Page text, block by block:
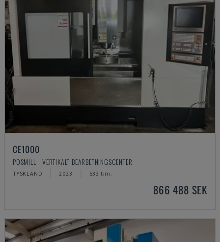
CE1000
POSMILL - VERTIKALT BEARBETNINGSCENTER
TYSKLAND 2023 533 tim.
866 488 SEK